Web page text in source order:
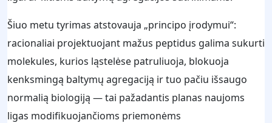
Šiuo metu tyrimas atstovauja „principo įrodymui“:
racionaliai projektuojant mažus peptidus galima sukurti
molekules, kurios ląstelėse patruliuoja, blokuoja
kenksmingą baltymų agregaciją ir tuo pačiu išsaugo
normalią biologiją — tai pažadantis planas naujoms
ligas modifikuojančioms priemonėms